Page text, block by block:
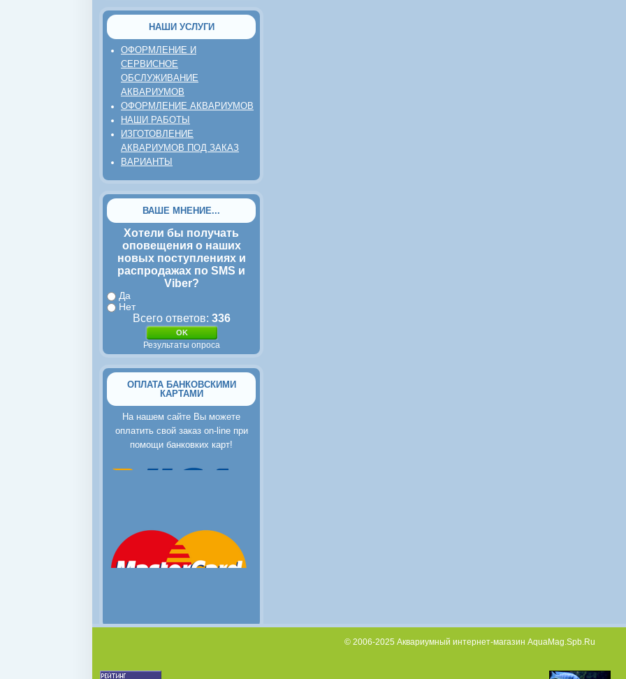
НАШИ УСЛУГИ
ОФОРМЛЕНИЕ И
СЕРВИСНОЕ
ОБСЛУЖИВАНИЕ
АКВАРИУМОВ
ОФОРМЛЕНИЕ АКВАРИУМОВ
НАШИ РАБОТЫ
ИЗГОТОВЛЕНИЕ
АКВАРИУМОВ ПОД ЗАКАЗ
ВАРИАНТЫ
ВАШЕ МНЕНИЕ...
Хотели бы получать
оповещения о наших
новых поступлениях и
распродажах по SMS и
Viber?
Да
Нет
Всего ответов: 336
Результаты опроса
ОПЛАТА БАНКОВСКИМИ
КАРТАМИ
На нашем сайте Вы можете
оплатить свой заказ on-line при
помощи банковких карт!
© 2006-2025 Аквариумный интернет-магазин AquaMag.Spb.Ru